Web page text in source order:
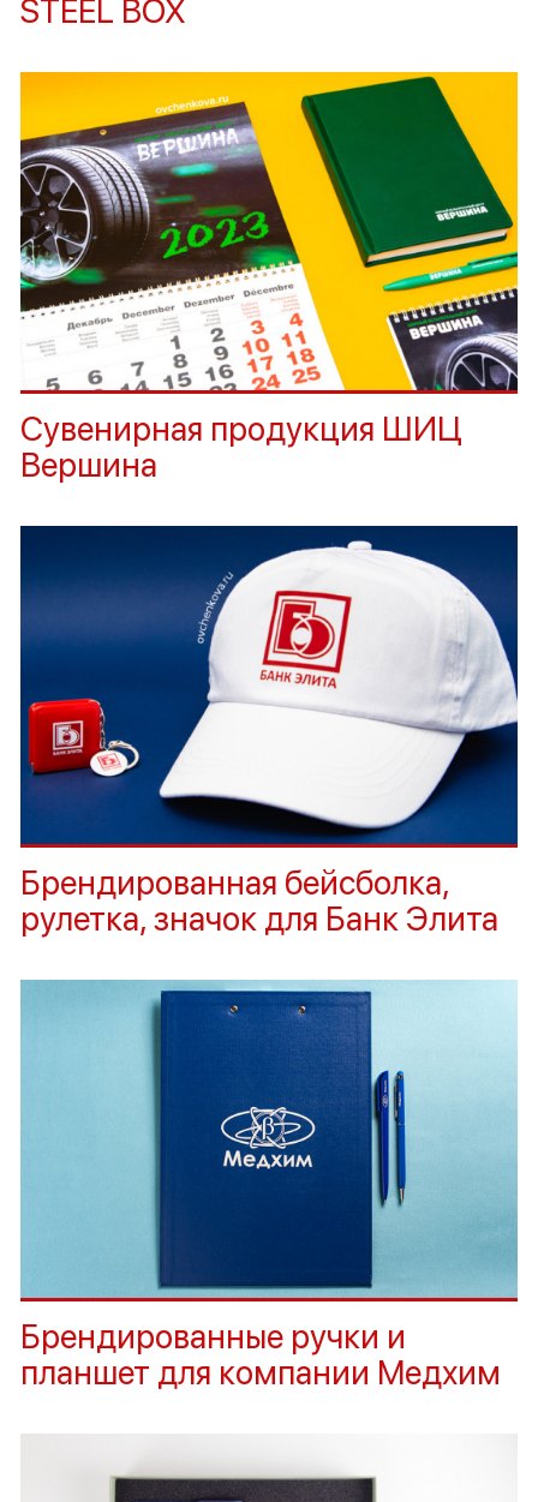
STEEL BOX
Сувенирная продукция ШИЦ
Вершина
Брендированная бейсболка,
рулетка, значок для Банк Элита
Брендированные ручки и
планшет для компании Медхим